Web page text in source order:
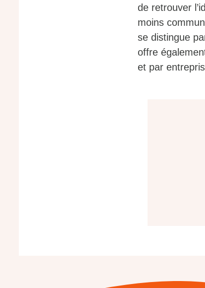
de retrouver
moins
se distingue
offre
et par